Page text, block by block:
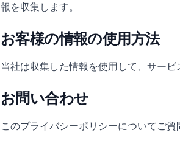
報を収集します。
お客様の情報の使用方法
当社は収集した情報を使用して、サー
お問い合わせ
このプライバシーポリシーについてご